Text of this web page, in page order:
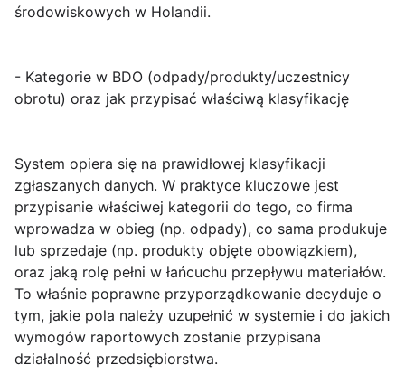
środowiskowych w Holandii.
- Kategorie w BDO (odpady/produkty/uczestnicy
obrotu) oraz jak przypisać właściwą klasyfikację
System opiera się na prawidłowej klasyfikacji
zgłaszanych danych. W praktyce kluczowe jest
przypisanie właściwej kategorii do tego, co firma
wprowadza w obieg (np. odpady), co sama produkuje
lub sprzedaje (np. produkty objęte obowiązkiem),
oraz jaką rolę pełni w łańcuchu przepływu materiałów.
To właśnie poprawne przyporządkowanie decyduje o
tym, jakie pola należy uzupełnić w systemie i do jakich
wymogów raportowych zostanie przypisana
działalność przedsiębiorstwa.